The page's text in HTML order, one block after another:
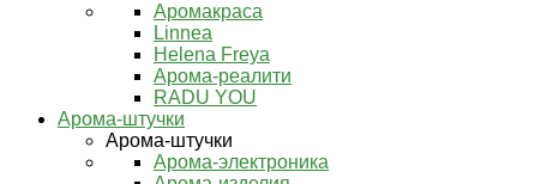
Аромакраса
Linnea
Helena Freya
Арома-реалити
RADU YOU
Арома-штучки
Арома-штучки
Арома-электроника